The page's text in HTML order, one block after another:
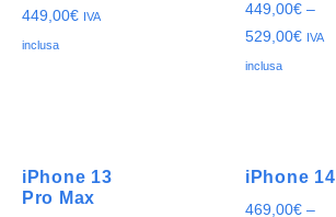
449,00€ IVA
inclusa
449,00€ –
529,00€ IVA
inclusa
iPhone 13
Pro Max
iPhone 14
469,00€ –